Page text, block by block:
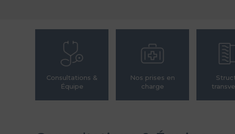
Consultations &
Équipe
Nos prises en
charge